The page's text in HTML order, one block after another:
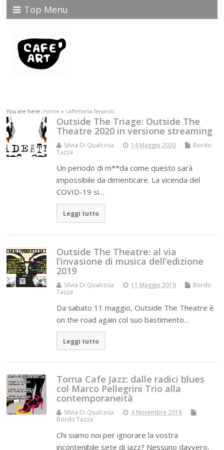
Top Menu
You are here: Home » caffetteria fenaroli
Outside The Triage: Outside The
Theatre 2020 in versione streaming
Silvia Di Qualcosa 14 Maggio 2020
Bordo
Tazza
Un periodo di m**da come questo sarà
impossibile da dimenticare. La vicenda del
COVID-19 si…
Leggi tutto
Outside The Theatre: al via
l’invasione di musica dell’edizione
2019
Silvia Di Qualcosa 11 Maggio 2019
Bordo
Tazza
Da sabato 11 maggio, Outside The Theatre è
on the road again col suo bastimento…
Leggi tutto
Torna Cafe Jazz: dalle radici blues
col Marco Pellegrini Trio alla
contemporaneità
Silvia Di Qualcosa
4 Novembre 2018
Bordo Tazza
Chi siamo noi per ignorare la vostra
incontenibile sete di jazz? Nessuno davvero,